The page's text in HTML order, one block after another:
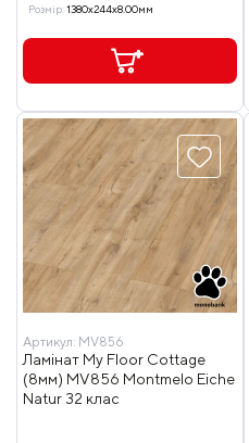
Розмір:1380x244x8.00мм
Артикул: MV856
Ламінат My Floor Cottage
(8мм) MV856 Montmelo Eiche
Natur 32 клас